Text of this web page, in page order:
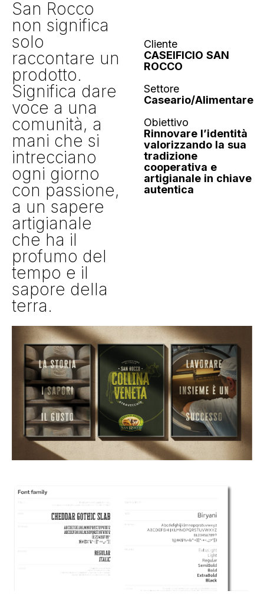
Cliente
CASEIFICIO SAN
ROCCO
Settore
Caseario/Alimentare
Obiettivo
Rinnovare l’identità
valorizzando la sua
tradizione
cooperativa e
artigianale in chiave
autentica
San Rocco
non significa
solo
raccontare un
prodotto.
Significa dare
voce a una
comunità, a
mani che si
intrecciano
ogni giorno
con passione,
a un sapere
artigianale
che ha il
profumo del
tempo e il
sapore della
terra.